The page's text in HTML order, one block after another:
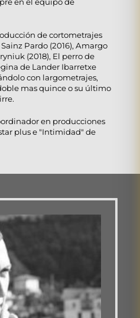
en el equipo de
de cortometrajes
Pardo (2016), Amargo
(2018), El perro de
de Lander Ibarretxe
con largometrajes,
mas quince o su último
en producciones
plus e "Intimidad" de